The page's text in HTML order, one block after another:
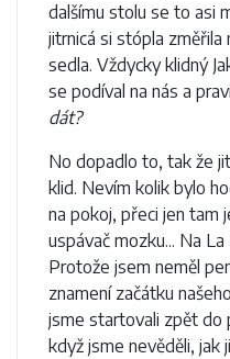
dalšímu stolu se to asi
jitrnicá si stópla změřila
sedla. Vždycky klidný
se podíval na nás a
dát?
No dopadlo to, tak že
klid. Nevím kolik bylo
na pokoj, přeci jen tam
uspávač mozku... Na
Protože jsem neměl
znamení začátku
jsme startovali zpět do
když jsme nevěděli, jak